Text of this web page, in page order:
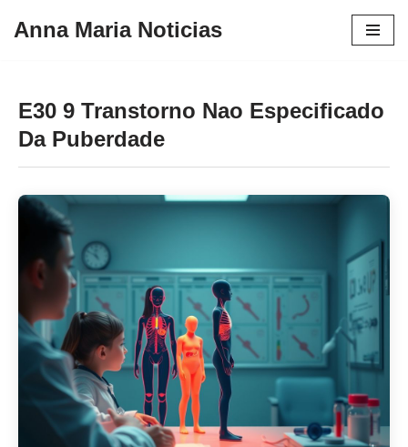
conteúdo
Anna Maria Noticias
E30 9 Transtorno Nao Especificado
Da Puberdade